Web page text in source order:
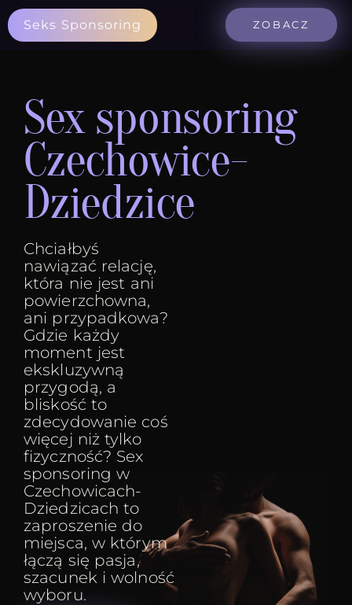
Seks Sponsoring ZOBACZ
Sex sponsoring
Czechowice-
Dziedzice
Chciałbyś
nawiązać relację,
która nie jest ani
powierzchowna,
ani przypadkowa?
Gdzie każdy
moment jest
ekskluzywną
przygodą, a
bliskość to
zdecydowanie coś
więcej niż tylko
fizyczność? Sex
sponsoring w
Czechowicach-
Dziedzicach to
zaproszenie do
miejsca, w którym
łączą się pasja,
szacunek i wolność
wyboru.